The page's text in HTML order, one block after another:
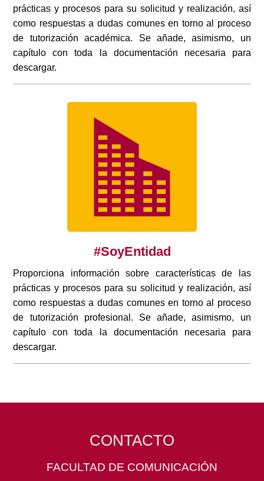
prácticas y procesos para su solicitud y realización, así
como respuestas a dudas comunes en torno al proceso
de tutorización académica. Se añade, asimismo, un
capítulo con toda la documentación necesaria para
descargar.
#SoyEntidad
Proporciona información sobre características de las
prácticas y procesos para su solicitud y realización, así
como respuestas a dudas comunes en torno al proceso
de tutorización profesional. Se añade, asimismo, un
capítulo con toda la documentación necesaria para
descargar.
CONTACTO
FACULTAD DE COMUNICACIÓN